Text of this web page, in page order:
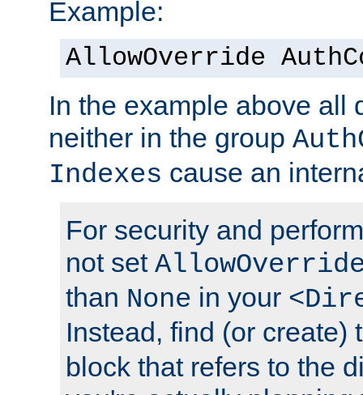
Example:
AllowOverride
In the example above all
neither in the group
Indexes cause an
For security and
not set
than None in your
Instead, find (or create)
block that refers to the